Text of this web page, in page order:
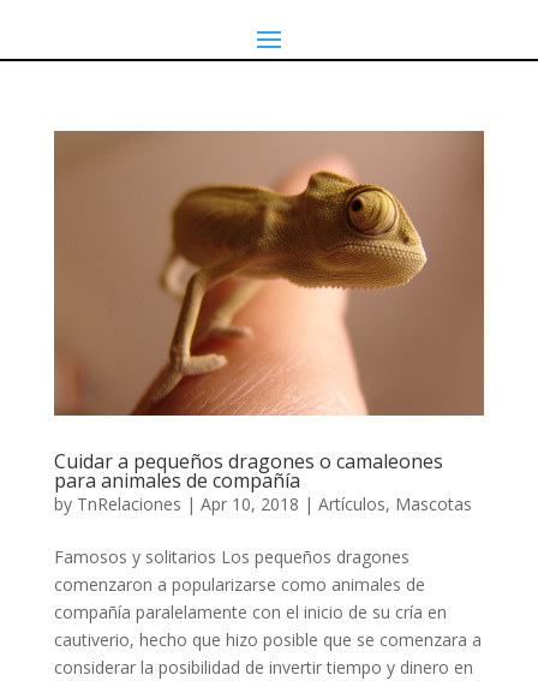
Cuidar a pequeños dragones o camaleones
para animales de compañía
by TnRelaciones | Apr 10, 2018 | Artículos, Mascotas
Famosos y solitarios Los pequeños dragones
comenzaron a popularizarse como animales de
compañía paralelamente con el inicio de su cría en
cautiverio, hecho que hizo posible que se comenzara a
considerar la posibilidad de invertir tiempo y dinero en